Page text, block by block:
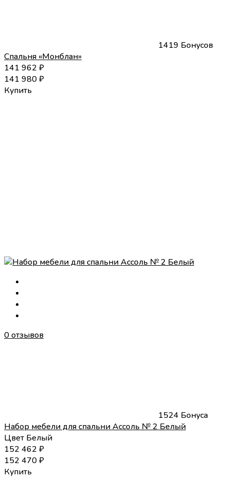
1419 Бонусов
Спальня «Монблан»
141 962 ₽
141 980₽
Купить
0 отзывов
1524 Бонуса
Набор мебели для спальни Ассоль № 2 Белый
Цвет Белый
152 462 ₽
152 470₽
Купить